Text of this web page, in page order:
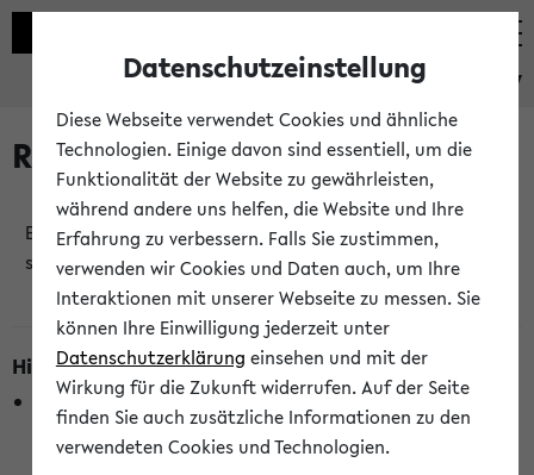
eKVV
Raumänderungen
Es wurden keine Raumänderungen an jetzt
stattfindenden Veranstaltungen gefunden!
Hinweise zur Liste der Raumänderungen
In dieser Liste werden nur Veranstaltungstermine
berücksichtigt, die gerade oder innerhalb der nächsten 2
Stunden stattfinden. Berücksichtigt werden nur Termine,
Datenschutzeinstellung
Diese Webseite verwendet Cookies und ähnliche
Technologien. Einige davon sind essentiell, um die
Funktionalität der Website zu gewährleisten,
während andere uns helfen, die Website und Ihre
Erfahrung zu verbessern. Falls Sie zustimmen,
verwenden wir Cookies und Daten auch, um Ihre
Interaktionen mit unserer Webseite zu messen. Sie
können Ihre Einwilligung jederzeit unter
Datenschutzerklärung einsehen und mit der
Wirkung für die Zukunft widerrufen. Auf der Seite
finden Sie auch zusätzliche Informationen zu den
verwendeten Cookies und Technologien.